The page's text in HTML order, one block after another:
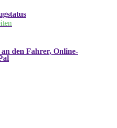
den Fahrer, Online-